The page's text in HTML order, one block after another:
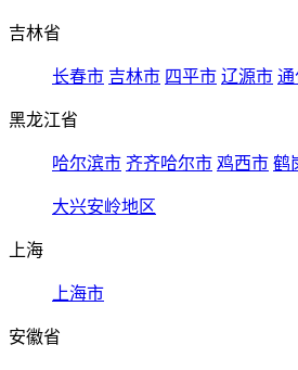
吉林省
长春市 吉林市 四平市 辽源市 通
黑龙江省
哈尔滨市 齐齐哈尔市 鸡西市 鹤
大兴安岭地区
上海
上海市
安徽省